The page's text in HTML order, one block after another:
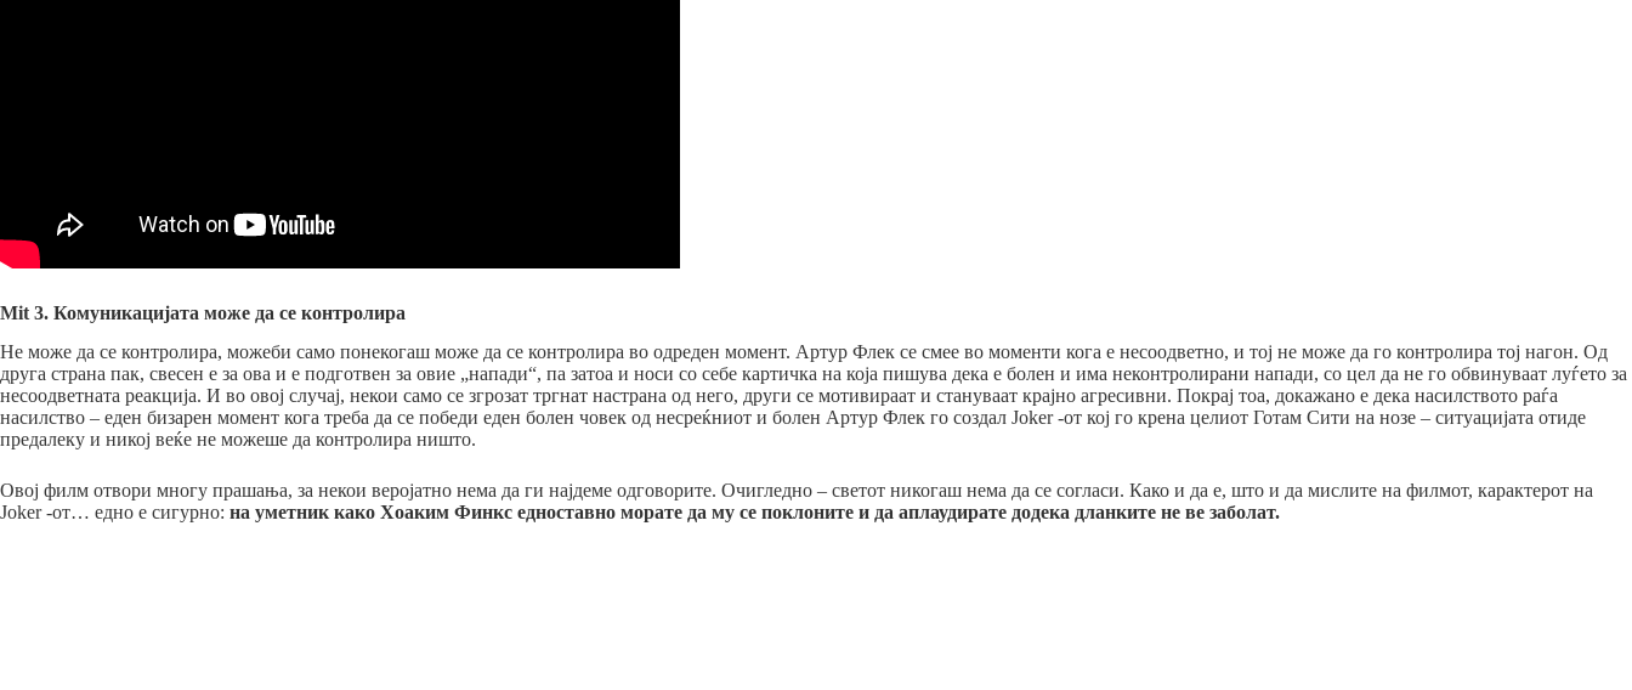
Mit 3. Комуникацијата може да се контролира
Не може да се контролира, можеби само понекогаш може да се контролира во одреден момент. Артур Флек се смее во моменти кога е несоодветно, и тој не може да го контролира тој нагон. Од
друга страна пак, свесен е за ова и е подготвен за овие „напади“, па затоа и носи со себе картичка на која пишува дека е болен и има неконтролирани напади, со цел да не го обвинуваат луѓето за
несоодветната реакција. И во овој случај, некои само се згрозат тргнат настрана од него, други се мотивираат и стануваат крајно агресивни. Покрај тоа, докажано е дека насилството раѓа
насилство – еден бизарен момент кога треба да се победи еден болен човек од несреќниот и болен Артур Флек го создал Joker -от кој го крена целиот Готам Сити на нозе – ситуацијата отиде
предалеку и никој веќе не можеше да контролира ништо.
Овој филм отвори многу прашања, за некои веројатно нема да ги најдеме одговорите. Очигледно – светот никогаш нема да се согласи. Како и да е, што и да мислите на филмот, карактерот на
Joker -от… едно е сигурно: на уметник како Хоаким Финкс едноставно морате да му се поклоните и да аплаудирате додека дланките не ве заболат.